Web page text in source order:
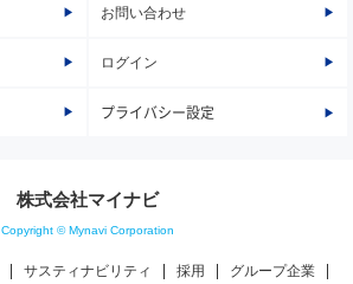
お問い合わせ
ログイン
プライバシー設定
株式会社マイナビ
Copyright © Mynavi Corporation
サスティナビリティ 採用 グループ企業